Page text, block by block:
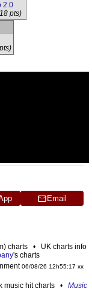
2.0
pts)
Email
charts • UK charts info
's charts
06/08/26 12h55:17 xx
music hit charts • Music